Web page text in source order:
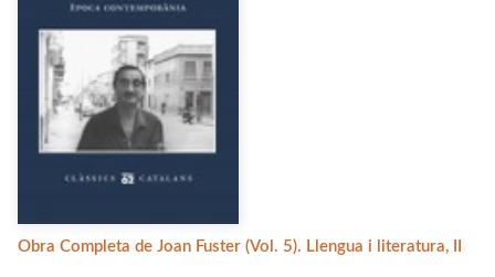
Obra Completa de Joan Fuster (Vol. 5). Llengua i literatura, II